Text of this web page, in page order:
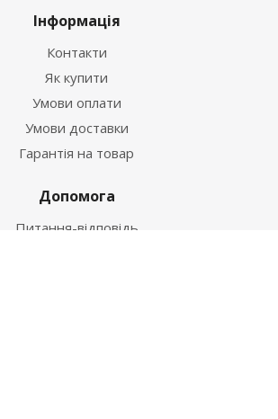
Інформація
Контакти
Як купити
Умови оплати
Умови доставки
Гарантія на товар
Допомога
Питання-відповідь